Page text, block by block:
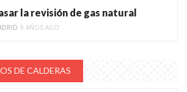
la revisión de gas natural
9 AÑOS AGO
DE CALDERAS